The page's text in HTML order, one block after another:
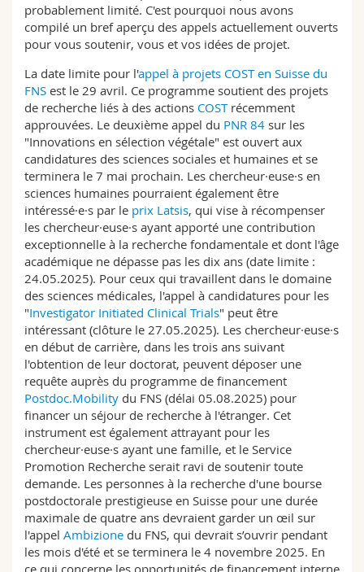
Sciences et médecine
Collaborateurs
Webmail
MyUnifr
probablement limité. C'est pourquoi nous avons
compilé un bref aperçu des appels actuellement ouverts
pour vous soutenir, vous et vos idées de projet.
La date limite pour l'appel à projets COST en Suisse du
FNS est le 29 avril. Ce programme soutient des projets
de recherche liés à des actions COST récemment
approuvées. Le deuxième appel du PNR 84 sur les
"Innovations en sélection végétale" est ouvert aux
candidatures des sciences sociales et humaines et se
terminera le 7 mai prochain. Les chercheur·euse·s en
sciences humaines pourraient également être
intéressé·e·s par le prix Latsis, qui vise à récompenser
les chercheur·euse·s ayant apporté une contribution
exceptionnelle à la recherche fondamentale et dont l'âge
académique ne dépasse pas les dix ans (date limite :
24.05.2025). Pour ceux qui travaillent dans le domaine
des sciences médicales, l'appel à candidatures pour les
"Investigator Initiated Clinical Trials" peut être
intéressant (clôture le 27.05.2025). Les chercheur·euse·s
en début de carrière, dans les trois ans suivant
l'obtention de leur doctorat, peuvent déposer une
requête auprès du programme de financement
Postdoc.Mobility du FNS (délai 05.08.2025) pour
financer un séjour de recherche à l'étranger. Cet
instrument est également attrayant pour les
chercheur·euse·s ayant une famille, et le Service
Promotion Recherche serait ravi de soutenir toute
demande. Les personnes à la recherche d'une bourse
postdoctorale prestigieuse en Suisse pour une durée
maximale de quatre ans devraient garder un œil sur
l'appel Ambizione du FNS, qui devrait s’ouvrir pendant
les mois d'été et se terminera le 4 novembre 2025. En
ce qui concerne les opportunités de financement interne